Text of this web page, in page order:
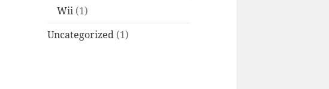
Wii (1)
Uncategorized (1)